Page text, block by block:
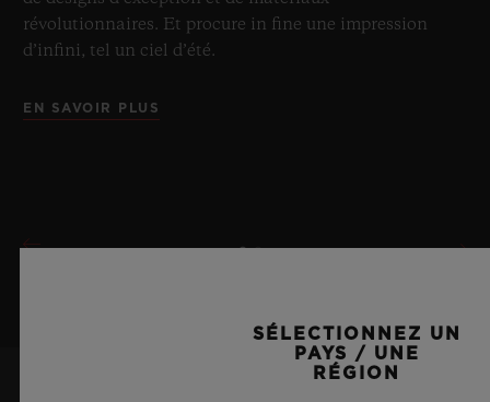
révolutionnaires. Et procure in fine une impression
d’infini, tel un ciel d’été.
EN SAVOIR PLUS
SÉLECTIONNEZ UN
PAYS / UNE
RÉGION